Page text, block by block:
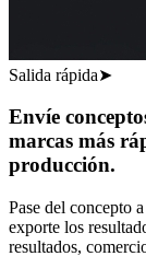
Salida rápida➤
Envíe
marcas más
producción.
Pase del concepto
exporte los
resultados,